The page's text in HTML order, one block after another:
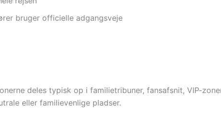
bruger officielle adgangsveje
deles typisk op i familietribuner, fansafsnit, VIP-
eller familievenlige pladser.